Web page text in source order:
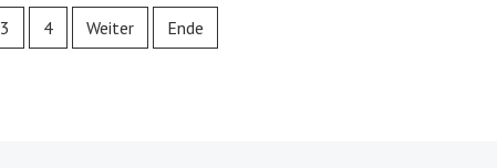
3 4 Weiter Ende